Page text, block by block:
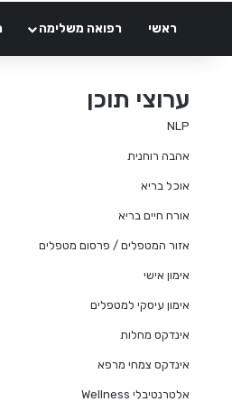
ראשי רפואה משלימה
ערוצי תוכן
NLP
אהבה רוחנית
אוכל בריא
אורח חיים בריא
אזור המטפלים / פרסום מטפלים
אימון אישי
אימון עיסקי למטפלים
אינדקס מחלות
אינדקס צמחי מרפא
אלטרנטיבלי Wellness